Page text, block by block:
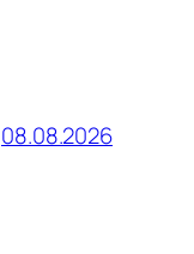
08.08.2026